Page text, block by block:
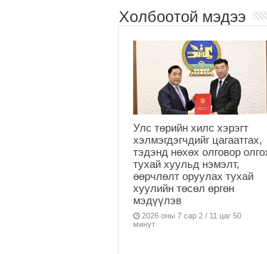
Холбоотой мэдээ
Улс төрийн хилс хэрэгт
хэлмэгдэгчдийг цагаатгах,
тэдэнд нөхөх олговор
тухай хуульд нэмэлт,
өөрчлөлт оруулах тухай
хуулийн төсөл өргөн
мэдүүлэв
2026 оны 7 сар 2 / 11 цаг 50
минут